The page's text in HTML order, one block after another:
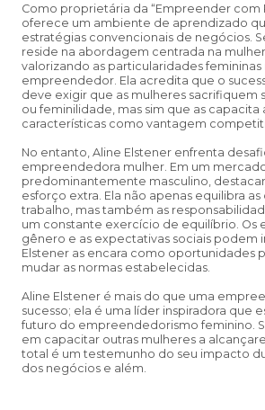
Como proprietária da “Empreender com
oferece um ambiente de aprendizado
estratégias convencionais de negócios.
reside na abordagem centrada na
valorizando as particularidades femininas
empreendedor. Ela acredita que o
deve exigir que as mulheres sacrifiquem
ou feminilidade, mas sim que as capacita
características como vantagem
No entanto, Aline Elstener enfrenta
empreendedora mulher. Em um
predominantemente masculino,
esforço extra. Ela não apenas equilibra
trabalho, mas também as
um constante exercício de equilíbrio. Os
gênero e as expectativas sociais podem
Elstener as encara como oportunidades
mudar as normas estabelecidas.
Aline Elstener é mais do que uma
sucesso; ela é uma líder inspiradora que
futuro do empreendedorismo feminino.
em capacitar outras mulheres a
total é um testemunho do seu impacto
dos negócios e além.